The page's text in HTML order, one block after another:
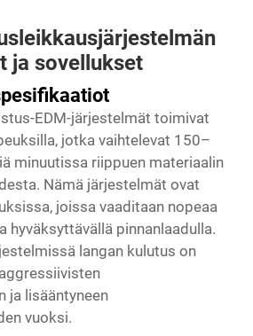
ja sovellukset
EDM-järjestelmät toimivat
jotka vaihtelevat 150–
minuutissa riippuen materiaalin
Nämä järjestelmät ovat
joissa vaaditaan nopeaa
hyväksyttävällä pinnanlaadulla.
langan kulutus on
ja lisääntyneen
vuoksi.